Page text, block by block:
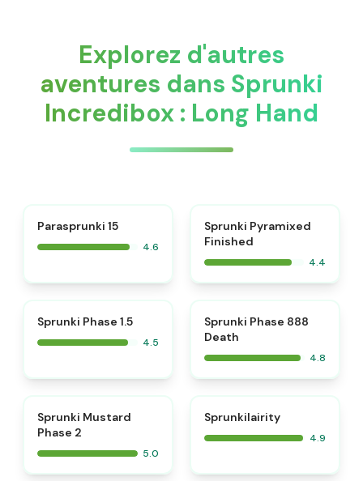
Explorez d'autres
aventures dans Sprunki
Incredibox : Long Hand
Parasprunki 15
4.6
Sprunki Pyramixed
Finished
4.4
Sprunki Phase 1.5
4.5
Sprunki Phase 888
Death
4.8
Sprunki Mustard
Phase 2
5.0
Sprunkilairity
4.9